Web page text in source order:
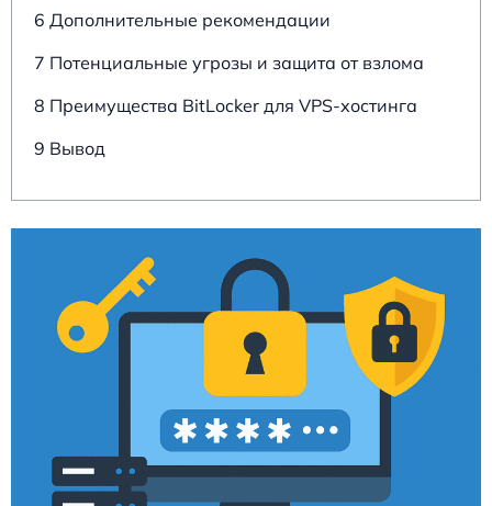
6 Дополнительные рекомендации
7 Потенциальные угрозы и защита от взлома
8 Преимущества BitLocker для VPS-хостинга
9 Вывод